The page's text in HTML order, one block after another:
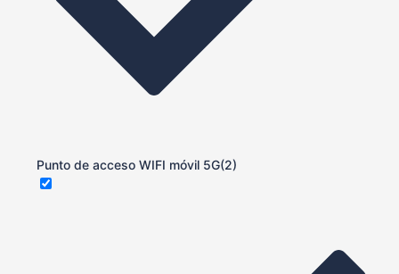
Punto de acceso WIFI móvil 5G(2)